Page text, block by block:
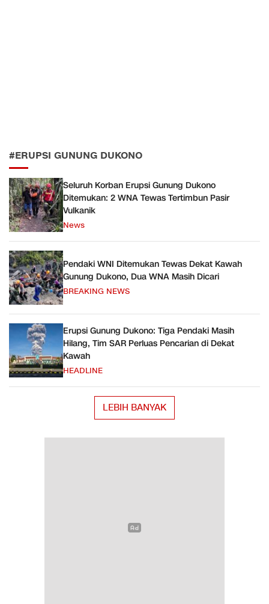
#ERUPSI GUNUNG DUKONO
Seluruh Korban Erupsi Gunung Dukono
Ditemukan: 2 WNA Tewas Tertimbun Pasir
Vulkanik
News
Pendaki WNI Ditemukan Tewas Dekat Kawah
Gunung Dukono, Dua WNA Masih Dicari
BREAKING NEWS
Erupsi Gunung Dukono: Tiga Pendaki Masih
Hilang, Tim SAR Perluas Pencarian di Dekat
Kawah
HEADLINE
LEBIH BANYAK